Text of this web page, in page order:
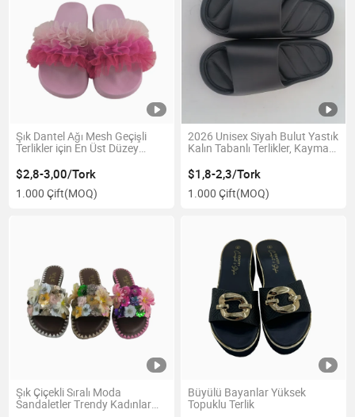
Şık Dantel Ağı Mesh Geçişli
Terlikler için En Üst Düzey
$2,8-3,00/Tork
1.000 Çift(MOQ)
2026 Unisex Siyah Bulut Yastık
Kalın Tabanlı Terlikler, Kaymaz
$1,8-2,3/Tork
1.000 Çift(MOQ)
Şık Çiçekli Sıralı Moda
Sandaletler Trendy Kadınlar
Büyülü Bayanlar Yüksek
Topuklu Terlik